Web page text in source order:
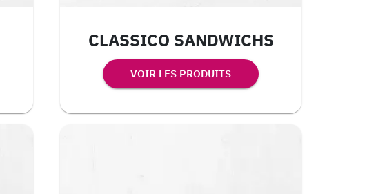
CLASSICO SANDWICHS
VOIR LES PRODUITS